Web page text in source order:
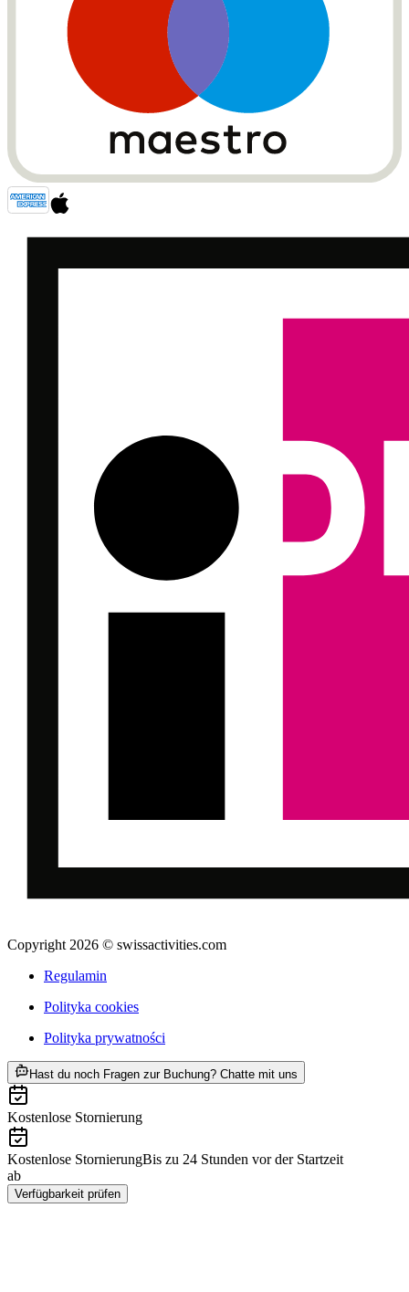
Copyright 2026 © swissactivities.com
Regulamin
Polityka cookies
Polityka prywatności
Hast du noch Fragen zur Buchung? Chatte mit uns
Kostenlose Stornierung
Kostenlose StornierungBis zu 24 Stunden vor der Startzeit
ab
Verfügbarkeit prüfen